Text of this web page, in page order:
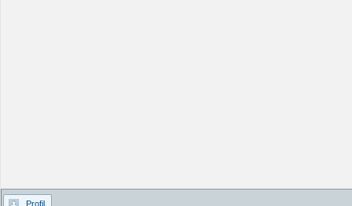
Profil